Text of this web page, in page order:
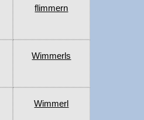
flimmern
Wimmerls
Wimmerl